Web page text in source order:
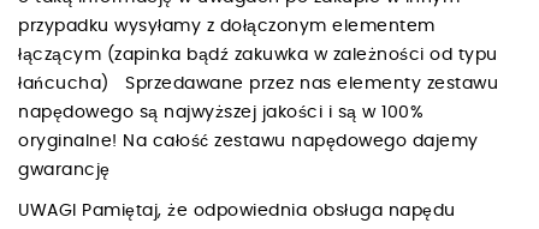
przypadku wysyłamy z dołączonym elementem
łączącym (zapinka bądź zakuwka w zależności od typu
łańcucha) Sprzedawane przez nas elementy zestawu
napędowego są najwyższej jakości i są w 100%
oryginalne! Na całość zestawu napędowego dajemy
gwarancję
UWAGI Pamiętaj, że odpowiednia obsługa napędu